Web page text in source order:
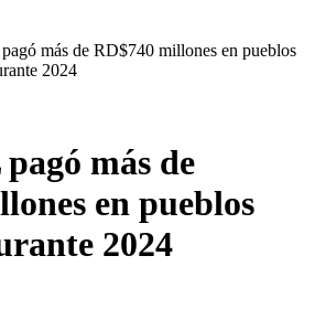
más de RD$740 millones en pueblos
2024
más de
en pueblos
2024